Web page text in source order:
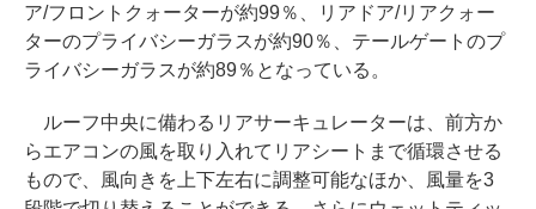
ア/フロントクォーターが約99％、リアドア/リアクォー
ターのプライバシーガラスが約90％、テールゲートのプ
ライバシーガラスが約89％となっている。
ルーフ中央に備わるリアサーキュレーターは、前方か
らエアコンの風を取り入れてリアシートまで循環させる
もので、風向きを上下左右に調整可能なほか、風量を3